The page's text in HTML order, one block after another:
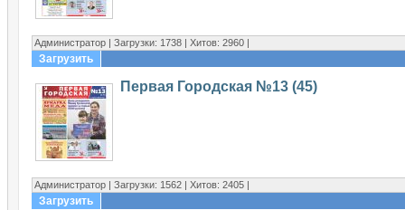
Администратор | Загрузки: 1738 | Хитов: 2960 |
Загрузить
Первая Городская №13 (45)
Администратор | Загрузки: 1562 | Хитов: 2405 |
Загрузить